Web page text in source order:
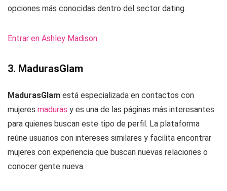
opciones más conocidas dentro del sector dating.
Entrar en Ashley Madison
3. MadurasGlam
MadurasGlam está especializada en contactos con
mujeres maduras y es una de las páginas más interesantes
para quienes buscan este tipo de perfil. La plataforma
reúne usuarios con intereses similares y facilita encontrar
mujeres con experiencia que buscan nuevas relaciones o
conocer gente nueva.